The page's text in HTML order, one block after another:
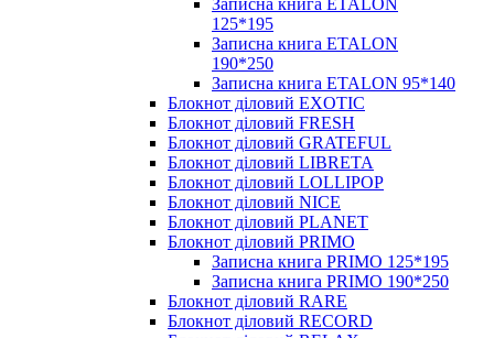
Записна книга ETALON
125*195
Записна книга ETALON
190*250
Записна книга ETALON 95*140
Блокнот діловий EXOTIC
Блокнот діловий FRESH
Блокнот діловий GRATEFUL
Блокнот діловий LIBRETA
Блокнот діловий LOLLIPOP
Блокнот діловий NICE
Блокнот діловий PLANET
Блокнот діловий PRIMO
Записна книга PRIMO 125*195
Записна книга PRIMO 190*250
Блокнот діловий RARE
Блокнот діловий RECORD